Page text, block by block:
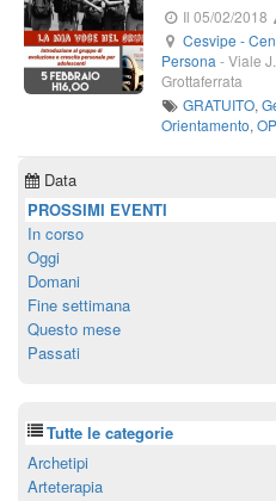
Il 05/02/2018
Cesvipe -
Persona -Viale
Grottaferrata
GRATUITO,
Orientamento,
Data
PROSSIMI EVENTI
In corso
Oggi
Domani
Fine settimana
Questo mese
Passati
Tutte le categorie
Archetipi
Arteterapia